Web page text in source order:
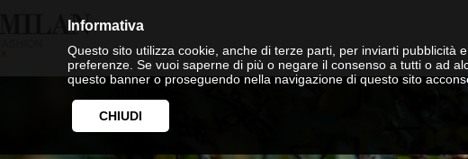
Informativa
Questo sito utilizza cookie, anche di terze parti, per inviarti pubblicità
preferenze. Se vuoi saperne di più o negare il consenso a tutti o ad
questo banner o proseguendo nella navigazione di questo sito
CHIUDI